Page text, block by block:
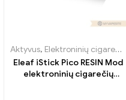
Aktyvus, Elektroninių cigarečių priedai
Eleaf iStick Pico RESIN Mod
elektroninių cigarečių